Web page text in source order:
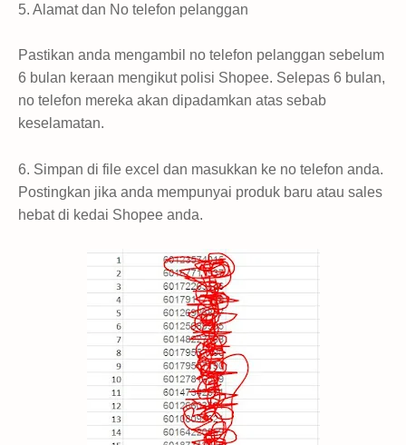
5. Alamat dan No telefon pelanggan
Pastikan anda mengambil no telefon pelanggan sebelum
6 bulan keraan mengikut polisi Shopee. Selepas 6 bulan,
no telefon mereka akan dipadamkan atas sebab
keselamatan.
6. Simpan di file excel dan masukkan ke no telefon anda.
Postingkan jika anda mempunyai produk baru atau sales
hebat di kedai Shopee anda.